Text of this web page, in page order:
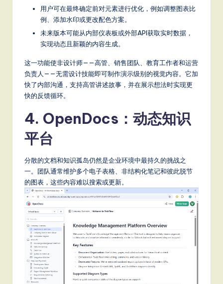
用户可在最终确定前对元素进行优化，例如调整图表比
例、添加水印或更改配色方案。
未来版本可能从内部仪表板或外部API获取实时数据，
实现动态且新颖的内容生成。
这一功能使非设计师——高管、销售团队、教育工作者和运营
负责人——无需设计技能即可制作演示级别的视觉内容。它加
快了内部沟通，支持高管讲述故事，并在展示想法时实现更
快的反馈循环。
4. OpenDocs：动态知识
平台
分散的文档和知识孤岛仍然是企业环境中最持久的挑战之
一。团队通常维护多个电子表格、非结构化笔记和彼此脱节
的图表，这些内容难以搜索或更新。